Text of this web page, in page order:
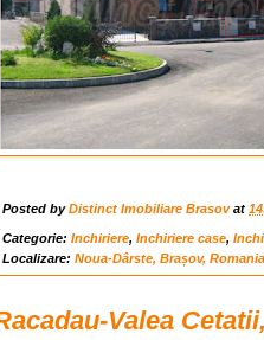
Posted byDistinct Imobiliare Brasov at
Categorie: Inchiriere, Inchiriere case,
Localizare: Noua-Dârste, Brașov, Romania
Valea